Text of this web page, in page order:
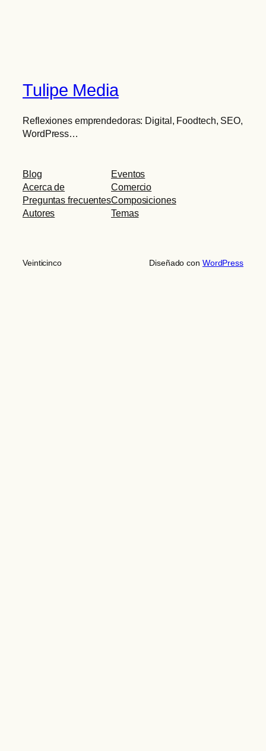
Tulipe Media
Reflexiones emprendedoras: Digital, Foodtech, SEO,
WordPress…
Blog
Acerca de
Preguntas frecuentes
Autores
Eventos
Comercio
Composiciones
Temas
Veinticinco Diseñado con WordPress